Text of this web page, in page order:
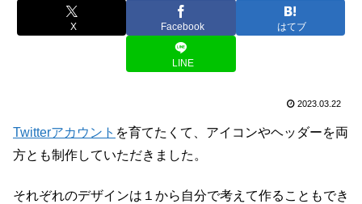
X Facebook はてブ
LINE
2023.03.22
Twitterアカウント を育てたくて、アイコンやヘッダーを両
方とも制作していただきました。
それぞれのデザインは１から自分で考えて作ることもでき